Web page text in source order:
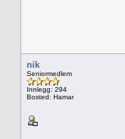
nik
Seniormedlem
Innlegg: 294
Bosted: Hamar